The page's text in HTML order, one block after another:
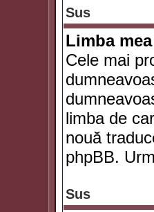
Sus
Limba
Cele mai
limba de
nouă
phpBB.
Sus